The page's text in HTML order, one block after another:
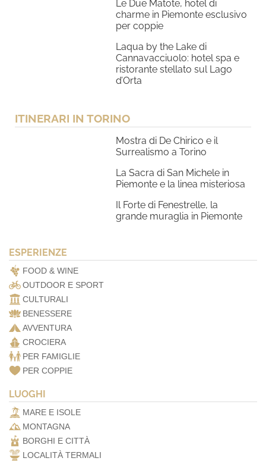
Le Due Matote, hotel di
charme in Piemonte esclusivo
per coppie
Laqua by the Lake di
Cannavacciuolo: hotel spa e
ristorante stellato sul Lago
d’Orta
ITINERARI IN TORINO
Mostra di De Chirico e il
Surrealismo a Torino
La Sacra di San Michele in
Piemonte e la linea misteriosa
Il Forte di Fenestrelle, la
grande muraglia in Piemonte
ESPERIENZE
FOOD & WINE
OUTDOOR E SPORT
CULTURALI
BENESSERE
AVVENTURA
CROCIERA
PER FAMIGLIE
PER COPPIE
LUOGHI
MARE E ISOLE
MONTAGNA
BORGHI E CITTÀ
LOCALITÀ TERMALI